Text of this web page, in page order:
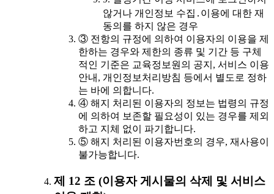
않거나 개인정보 수집․이용에 대한 재
동의를 하지 않은 경우
③ 전항의 규정에 의하여 이용자의 이용을 제
한하는 경우와 제한의 종류 및 기간 등 구체
적인 기준은 교육정보원의 공지, 서비스 이용
안내, 개인정보처리방침 등에서 별도로 정하
는 바에 의합니다.
④ 해지 처리된 이용자의 정보는 법령의 규정
에 의하여 보존할 필요성이 있는 경우를 제외
하고 지체 없이 파기합니다.
⑤ 해지 처리된 이용자번호의 경우, 재사용이
불가능합니다.
제 12 조 (이용자 게시물의 삭제 및 서비스